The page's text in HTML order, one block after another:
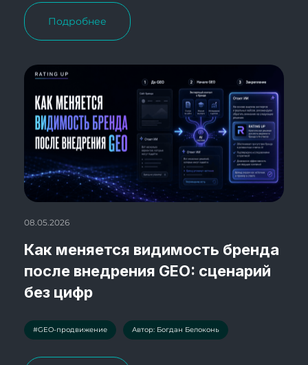
Подробнее
08.05.2026
Как меняется видимость бренда
после внедрения GEO: сценарий
без цифр
#GEO-продвижение Автор: Богдан Белоконь